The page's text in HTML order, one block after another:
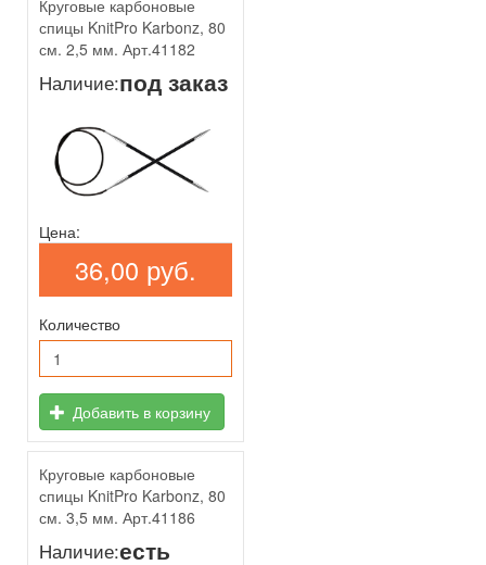
Круговые карбоновые
спицы KnitPro Karbonz, 80
см. 2,5 мм. Арт.41182
Наличие:под заказ
Цена:
36,00 руб.
Количество
Добавить в корзину
Круговые карбоновые
спицы KnitPro Karbonz, 80
см. 3,5 мм. Арт.41186
Наличие:есть